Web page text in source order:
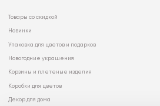
Товары со скидкой
Новинки
Упаковка для цветов и подарков
Новогодние украшения
Корзины и плетеные изделия
Коробки для цветов
Декор для дома